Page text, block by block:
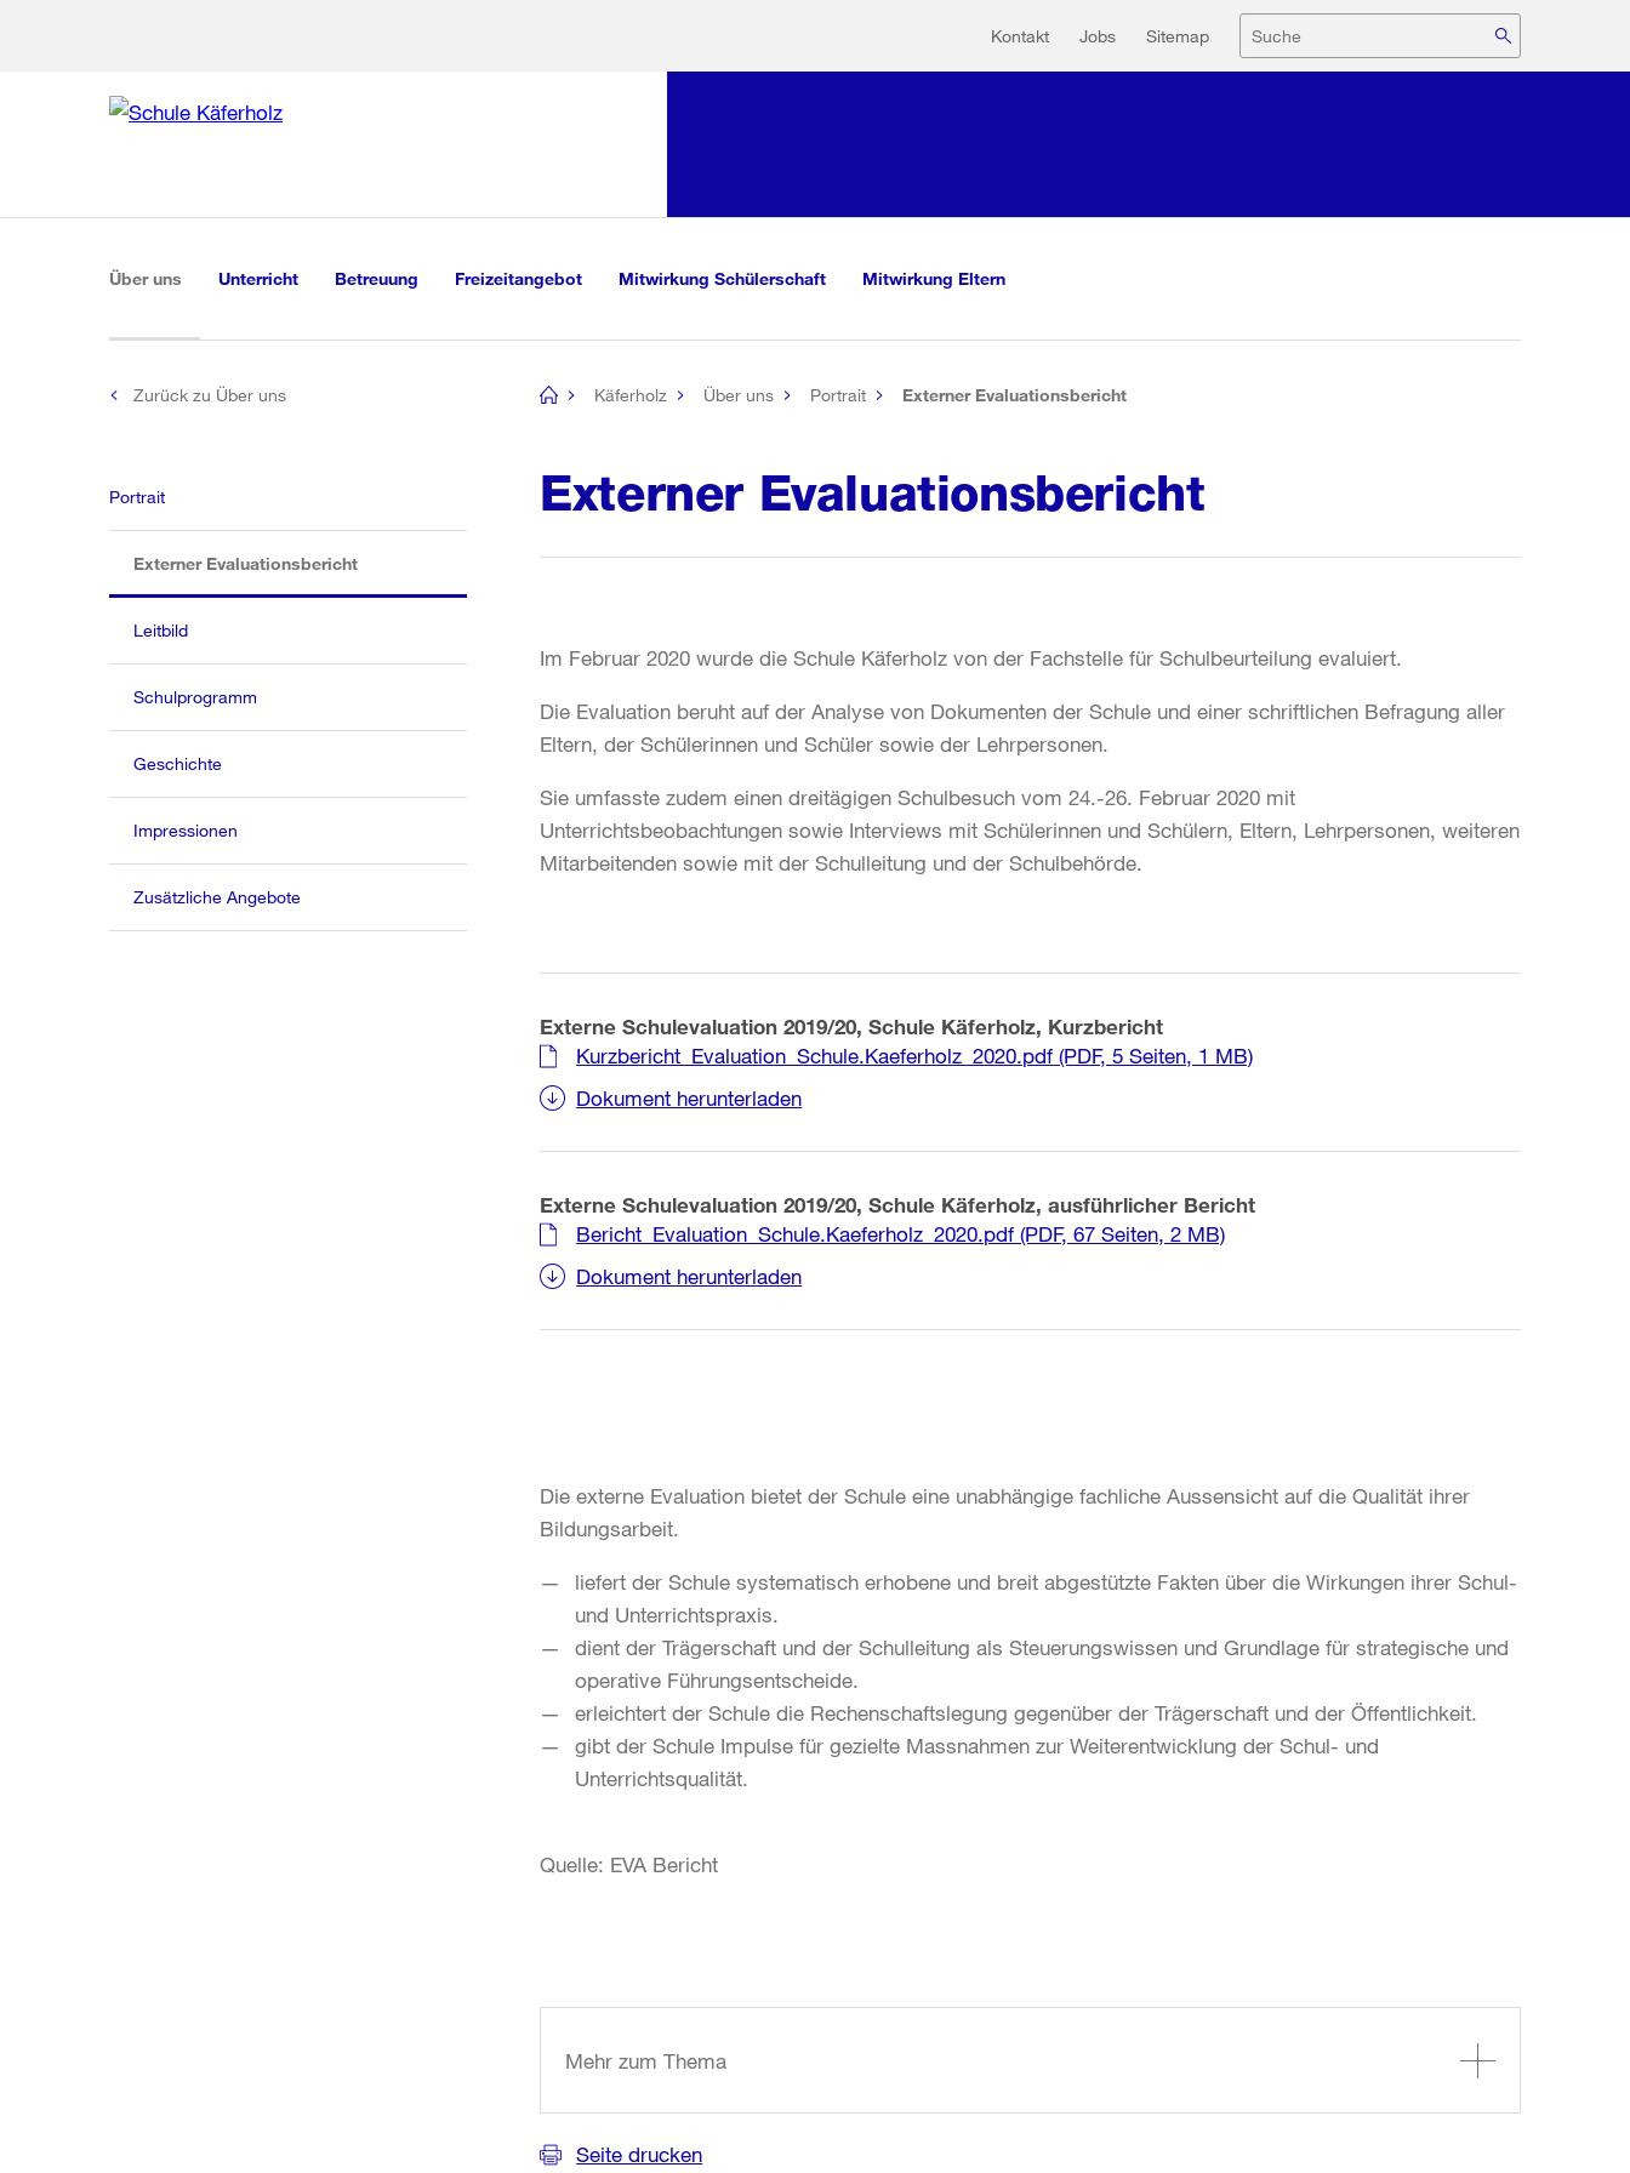
Hilfsnavigation
Kontakt Jobs Sitemap Suche
Navigation
Über uns (aktiv)Unterricht Betreuung Freizeitangebot Mitwirkung Schülerschaft Mitwirkung Eltern
[no
Käferholz Über uns Portrait Externer Evaluationsbericht
Externer Evaluationsbericht
Im Februar 2020 wurde die Schule Käferholz von der Fachstelle für Schulbeurteilung evaluiert.
Die Evaluation beruht auf der Analyse von Dokumenten der Schule und einer schriftlichen Befragung aller
Eltern, der Schülerinnen und Schüler sowie der Lehrpersonen.
Sie umfasste zudem einen dreitägigen Schulbesuch vom 24.-26. Februar 2020 mit
Unterrichtsbeobachtungen sowie Interviews mit Schülerinnen und Schülern, Eltern, Lehrpersonen, weiteren
Mitarbeitenden sowie mit der Schulleitung und der Schulbehörde.
Externe Schulevaluation 2019/20, Schule Käferholz, Kurzbericht
Kurzbericht_Evaluation_Schule.Kaeferholz_2020.pdf (PDF, 5 Seiten, 1 MB)
Dokument herunterladen
Externe Schulevaluation 2019/20, Schule Käferholz, ausführlicher Bericht
Bericht_Evaluation_Schule.Kaeferholz_2020.pdf (PDF, 67 Seiten, 2 MB)
Dokument herunterladen
Die externe Evaluation bietet der Schule eine unabhängige fachliche Aussensicht auf die Qualität ihrer
Bildungsarbeit.
liefert der Schule systematisch erhobene und breit abgestützte Fakten über die Wirkungen ihrer Schul-
und Unterrichtspraxis.
dient der Trägerschaft und der Schulleitung als Steuerungswissen und Grundlage für strategische und
operative Führungsentscheide.
erleichtert der Schule die Rechenschaftslegung gegenüber der Trägerschaft und der Öffentlichkeit.
gibt der Schule Impulse für gezielte Massnahmen zur Weiterentwicklung der Schul- und
Unterrichtsqualität.
Quelle: EVA Bericht
Mehr zum Thema
Seite drucken
Zurück zu Über uns
Portrait
Externer Evaluationsbericht(aktiv)
Leitbild
Schulprogramm
Geschichte
Impressionen
Zusätzliche Angebote